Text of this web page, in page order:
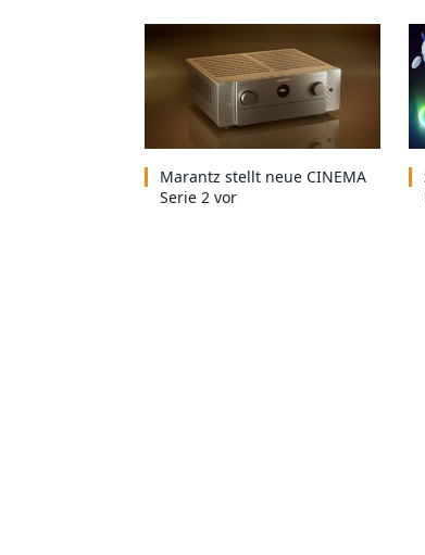
Marantz stellt neue CINEMA
Serie 2 vor